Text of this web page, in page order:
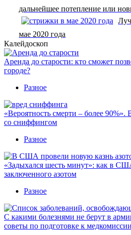
дальнейшее потепление или
мае 2020 года
Калейдоскоп
Аренда до старости: кто сможет
городе?
Разное
«Вероятность смерти – более 90%».
со сниффингом
Разное
«Задыхался шесть минут»: как в
заключенного азотом
Разное
С какими болезнями не берут в
советы по подготовке к медкомиссии